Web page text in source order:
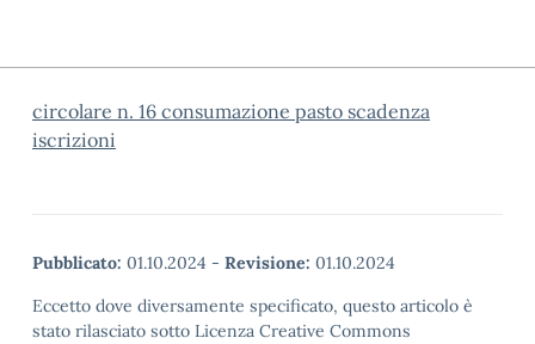
circolare n. 16 consumazione pasto scadenza
iscrizioni
Pubblicato: 01.10.2024 - Revisione: 01.10.2024
Eccetto dove diversamente specificato, questo articolo è
stato rilasciato sotto Licenza Creative Commons